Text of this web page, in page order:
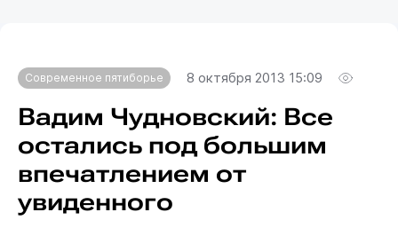
Современное пятиборье 8 октября 2013 15:09
Вадим Чудновский: Все
остались под большим
впечатлением от
увиденного